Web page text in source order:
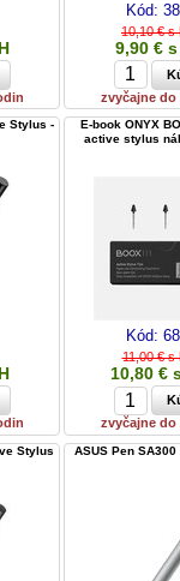
Kód:
10,10 € s
9,90 € s
zvyčajne do
Stylus -
E-book ONYX
active stylus
Kód:
11,00 € s
10,80 €
zvyčajne do
Stylus ASUS Pen